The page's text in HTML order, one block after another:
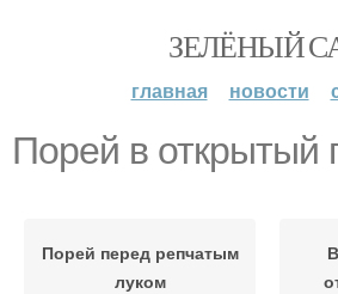
ЗЕЛЁНЫЙ
главная новости
Порей в открытый
Порей перед репчатым
луком